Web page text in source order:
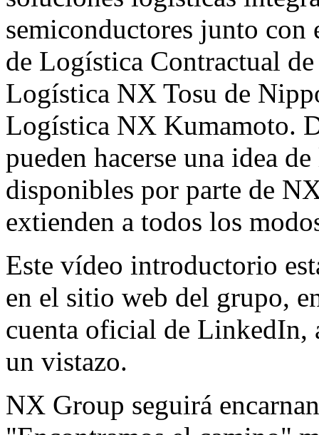
semiconductores junto con
de Logística Contractual
Logística NX Tosu de
Logística NX Kumamoto.
pueden hacerse una idea
disponibles por parte de
extienden a todos los
Este vídeo introductorio
en el sitio web del grupo,
cuenta oficial de LinkedIn,
un vistazo.
NX Group seguirá